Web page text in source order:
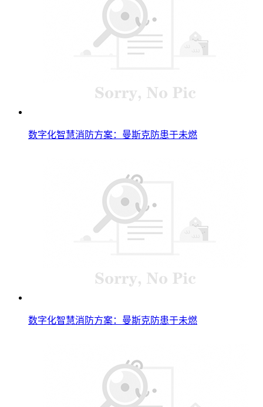
数字化智慧消防方案：曼斯克防患于未燃
数字化智慧消防方案：曼斯克防患于未燃